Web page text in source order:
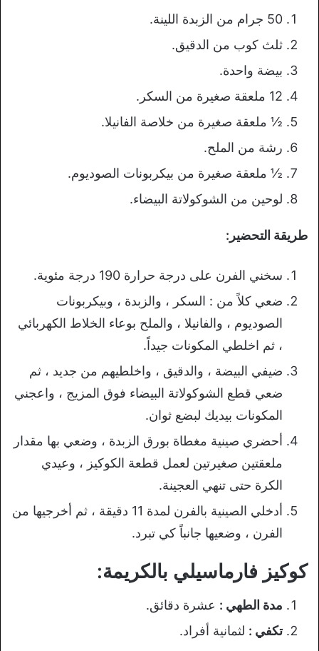
50 جرام من الزبدة اللينة.
ثلث كوب من الدقيق.
بيضة واحدة.
12 ملعقة صغيرة من السكر.
½ ملعقة صغيرة من خلاصة الفانيلا.
رشة من الملح.
½ ملعقة صغيرة من بيكربونات الصوديوم.
لوحين من الشوكولاتة البيضاء.
طريقة التحضير:
سخني الفرن على درجة حرارة 190 درجة مئوية.
ضعي كلاً من : السكر ، والزبدة ، وبيكربونات
الصوديوم ، والفانيلا ، والملح بوعاء الخلاط الكهربائي
، ثم اخلطي المكونات جيداً.
ضيفي البيضة ، والدقيق ، واخلطيهم من جديد ، ثم
ضعي قطع الشوكولاتة البيضاء فوق المزيج ، واعجني
المكونات بيديك لبضع ثوان.
أحضري صينية مغطاة بورق الزبدة ، وضعي بها مقدار
ملعقتين صغيرتين لعمل قطعة الكوكيز ، وعيدي
الكرة حتى تنهي العجينة.
أدخلي الصينية بالفرن لمدة 11 دقيقة ، ثم أخرجيها من
الفرن ، وضعيها جانباً كي تبرد.
كوكيز فارماسيلي بالكريمة:
مدة الطهي : عشرة دقائق.
تكفي : لثمانية أفراد.